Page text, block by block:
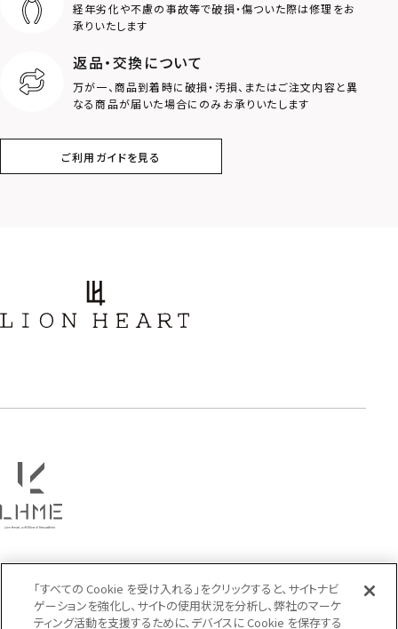
ロゴ
クラウン
スター
フラワー
経年劣化や不慮の事故等で破損・傷ついた際は修理をお
承りいたします
返品・交換について
万が一、商品到着時に破損・汚損、またはご注文内容と異
なる商品が届いた場合にのみお承りいたします
ご利用ガイドを見る
「すべての Cookie を受け入れる」をクリックすると、サイトナビ
ゲーションを強化し、サイトの使用状況を分析し、弊社のマーケ
ティング活動を支援するために、デバイスに Cookie を保存する